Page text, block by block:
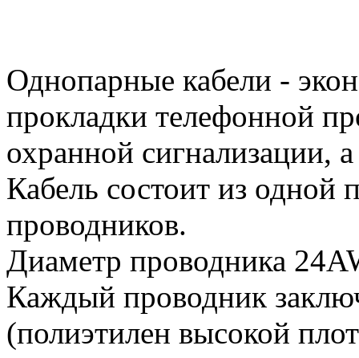
Однопарные кабели -
прокладки телефонной
охранной сигнализации,
Кабель состоит из
проводников.
Диаметр проводника
Каждый проводник
(полиэтилен высокой